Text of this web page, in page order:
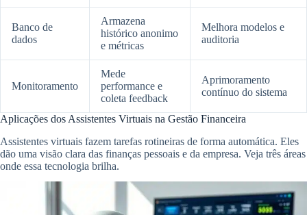
Banco de
dados
Armazena
histórico anonimo
e métricas
Melhora modelos e
auditoria
Monitoramento
Mede
performance e
coleta feedback
Aprimoramento
contínuo do sistema
Aplicações dos Assistentes Virtuais na Gestão Financeira
Assistentes virtuais fazem tarefas rotineiras de forma automática. Eles
dão uma visão clara das finanças pessoais e da empresa. Veja três áreas
onde essa tecnologia brilha.